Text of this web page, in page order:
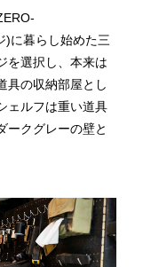
)に暮らし始めた三
を選択し、本来は
具の収納部屋とし
ェルフは重い道具
ークグレーの壁と